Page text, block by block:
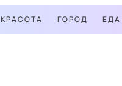
КРАСОТА ГОРОД ЕДА